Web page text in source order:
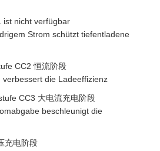
ist nicht verfügbar
Strom schützt tiefentladene
CC2 恒流阶段
die Ladeeffizienz
CC3 大电流充电阶段
beschleunigt die
充电阶段